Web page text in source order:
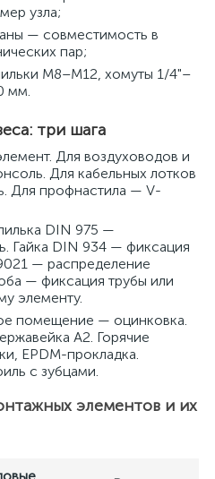
узла;
— совместимость в
пар;
M8–M12, хомуты 1/4"–
мм.
три шага
Для воздуховодов и
Для кабельных лотков
Для профнастила — V-
DIN 975 —
Гайка DIN 934 — фиксация
— распределение
— фиксация трубы или
элементу.
помещение — оцинковка.
A2. Горячие
EPDM-прокладка.
с зубцами.
элементов и их